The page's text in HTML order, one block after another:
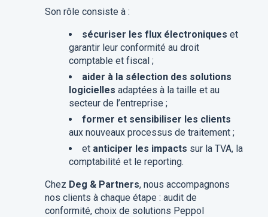
Son rôle consiste à :
sécuriser les flux électroniques et
garantir leur conformité au droit
comptable et fiscal ;
aider à la sélection des solutions
logicielles adaptées à la taille et au
secteur de l’entreprise ;
former et sensibiliser les clients
aux nouveaux processus de traitement ;
et anticiper les impacts sur la TVA, la
comptabilité et le reporting.
Chez Deg & Partners, nous accompagnons
nos clients à chaque étape : audit de
conformité, choix de solutions Peppol